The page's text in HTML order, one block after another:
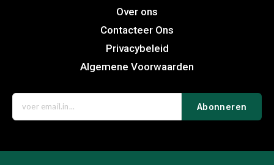
Over ons
Contacteer Ons
Privacybeleid
Algemene Voorwaarden
Abonneren